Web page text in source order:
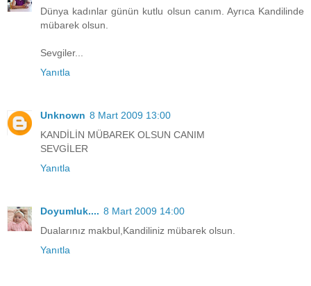
Dünya kadınlar günün kutlu olsun canım. Ayrıca Kandilinde
mübarek olsun.
Sevgiler...
Yanıtla
Unknown 8 Mart 2009 13:00
KANDİLİN MÜBAREK OLSUN CANIM
SEVGİLER
Yanıtla
Doyumluk.... 8 Mart 2009 14:00
Dualarınız makbul,Kandiliniz mübarek olsun.
Yanıtla